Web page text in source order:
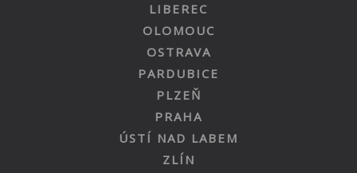
LIBEREC
OLOMOUC
OSTRAVA
PARDUBICE
PLZEŇ
PRAHA
ÚSTÍ NAD LABEM
ZLÍN